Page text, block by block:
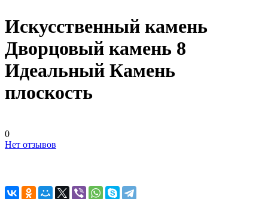
Искусственный камень
Дворцовый камень 8
Идеальный Камень
плоскость
0
Нет отзывов